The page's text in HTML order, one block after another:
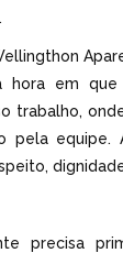
em que
trabalho,
pela equipe.
precisa